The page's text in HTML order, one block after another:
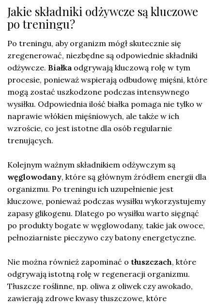
Jakie składniki odżywcze są kluczowe
po treningu?
Po treningu, aby organizm mógł skutecznie się
zregenerować, niezbędne są odpowiednie składniki
odżywcze. Białka odgrywają kluczową rolę w tym
procesie, ponieważ wspierają odbudowę mięśni, które
mogą zostać uszkodzone podczas intensywnego
wysiłku. Odpowiednia ilość białka pomaga nie tylko w
naprawie włókien mięśniowych, ale także w ich
wzroście, co jest istotne dla osób regularnie
trenujących.
Kolejnym ważnym składnikiem odżywczym są
węglowodany, które są głównym źródłem energii dla
organizmu. Po treningu ich uzupełnienie jest
kluczowe, ponieważ podczas wysiłku wykorzystujemy
zapasy glikogenu. Dlatego po wysiłku warto sięgnąć
po produkty bogate w węglowodany, takie jak owoce,
pełnoziarniste pieczywo czy batony energetyczne.
Nie można również zapominać o tłuszczach, które
odgrywają istotną rolę w regeneracji organizmu.
Tłuszcze roślinne, np. oliwa z oliwek czy awokado,
zawierają zdrowe kwasy tłuszczowe, które